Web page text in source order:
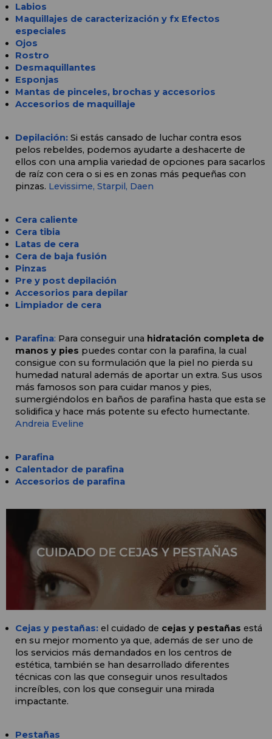
Labios
Maquillajes de caracterización y fx Efectos
especiales
Ojos
Rostro
Desmaquillantes
Esponjas
Mantas de pinceles, brochas y accesorios
Accesorios de maquillaje
Depilación: Si estás cansado de luchar contra esos
pelos rebeldes, podemos ayudarte a deshacerte de
ellos con una amplia variedad de opciones para sacarlos
de raíz con cera o si es en zonas más pequeñas con
pinzas. Levissime, Starpil, Daen
Cera caliente
Cera tibia
Latas de cera
Cera de baja fusión
Pinzas
Pre y post depilación
Accesorios para depilar
Limpiador de cera
Parafina: Para conseguir una hidratación completa de
manos y pies puedes contar con la parafina, la cual
consigue con su formulación que la piel no pierda su
humedad natural además de aportar un extra. Sus usos
más famosos son para cuidar manos y pies,
sumergiéndolos en baños de parafina hasta que esta se
Andreia Eveline
Parafina
Calentador de parafina
Accesorios de parafina
Cejas y pestañas: el cuidado de cejas y pestañas está
en su mejor momento ya que, además de ser uno de
los servicios más demandados en los centros de
estética, también se han desarrollado diferentes
técnicas con las que conseguir unos resultados
increíbles, con los que conseguir una mirada
impactante.
Pestañas